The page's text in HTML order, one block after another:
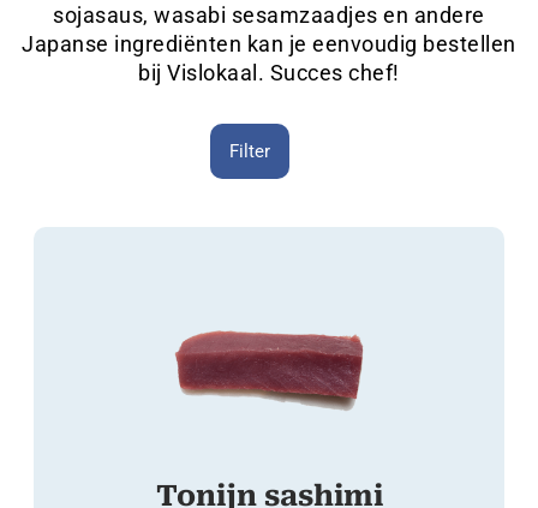
sojasaus, wasabi sesamzaadjes en andere
Japanse ingrediënten kan je eenvoudig bestellen
bij Vislokaal. Succes chef!
Filter
Tonijn sashimi